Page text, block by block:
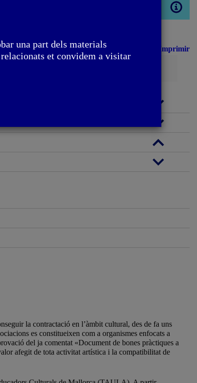
Obrir
modal
Imprimir
la contractació en l’àmbit cultural, des de fa uns
es constitueixen com a organismes enfocats a
del ja comentat «Document de bones pràctiques a
afegit de tota activitat artística i la compatibilitat de
una part dels materials
et convidem a visitar